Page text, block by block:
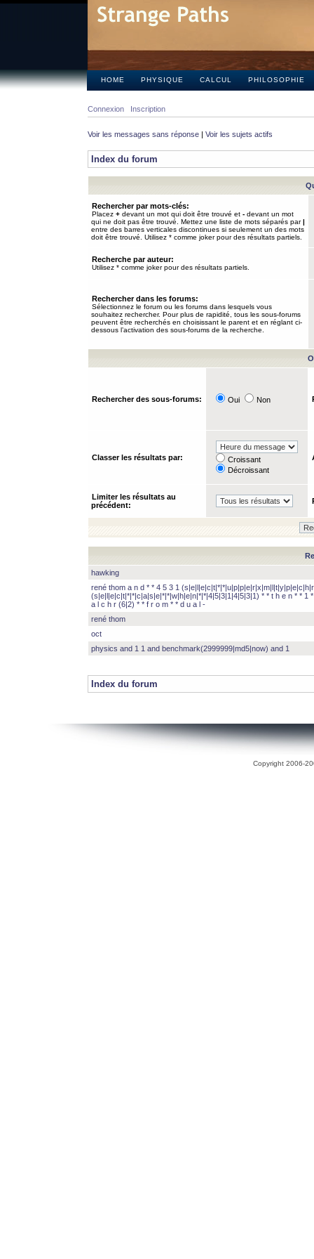
HOME PHYSIQUE CALCUL PHILOSOPHIE
Connexion Inscription
Voir les messages sans réponse | Voir les sujets actifs
Index du forum
Rechercher par mots-clés:
Placez + devant un mot qui doit être trouvé et - devant un mot
qui ne doit pas être trouvé. Mettez une liste de mots séparés par|
entre des barres verticales discontinues si seulement un des mots
doit être trouvé. Utilisez * comme joker pour des résultats partiels.
Recherche par auteur:
Utilisez * comme joker pour des résultats partiels.
Rechercher dans les forums:
Sélectionnez le forum ou les forums dans lesquels vous
souhaitez rechercher. Pour plus de rapidité, tous les sous-forums
peuvent être recherchés en choisissant le parent et en réglant ci-
dessous l’activation des sous-forums de la recherche.
Rechercher des sous-forums: Oui Non
Classer les résultats par:
Croissant
Décroissant
Limiter les résultats au
précédent:
hawking
rené thom a n d * * 4 5 3 1
(s|e|l|e|c|t|*|*|c|a|s|e|*|*|w|h|e|n|*|*|4|5|3|1|4|5|3|1) * * t h e n * * 1
a l c h r (6|2) * * f r o m * * d u a l -
rené thom
oct
physics and 1 1 and benchmark(2999999|md5|now) and 1
Index du forum
Copyright 2006-